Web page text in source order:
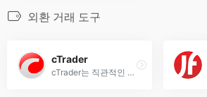
외환 거래 도구
cTrader
cTrader는 직관적인 인터페이스와 강력한 외환 거래 기능을 제공하는 전문 트레이딩 플랫폼으로, 실시간 차트 분석과 빠른 주문 실행이 가능합니다.